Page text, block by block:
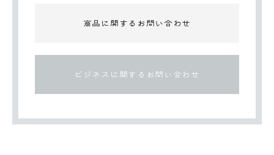
商品に関するお問い合わせ
ビジネスに関するお問い合わせ